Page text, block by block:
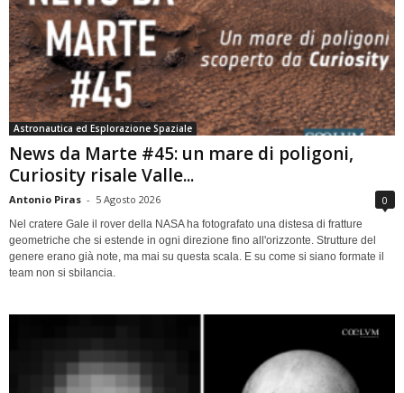
Astronautica ed Esplorazione Spaziale
News da Marte #45: un mare di poligoni,
Curiosity risale Valle...
Antonio Piras - 5 Agosto 2026 0
Nel cratere Gale il rover della NASA ha fotografato una distesa di fratture
geometriche che si estende in ogni direzione fino all'orizzonte. Strutture del
genere erano già note, ma mai su questa scala. E su come si siano formate il
team non si sbilancia.